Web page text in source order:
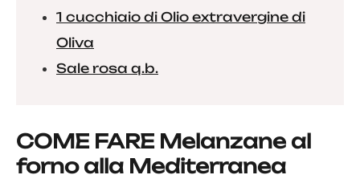
1 cucchiaio di Olio extravergine di
Oliva
Sale rosa q.b.
COME FARE Melanzane al
forno alla Mediterranea